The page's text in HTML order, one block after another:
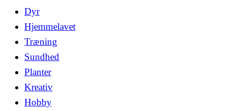
Dyr
Hjemmelavet
Træning
Sundhed
Planter
Kreativ
Hobby